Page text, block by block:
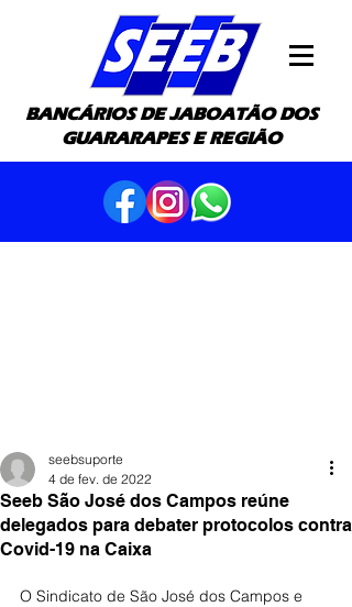
BANCÁRIOS DE JABOATÃO DOS
GUARARAPES E REGIÃO
Seeb São José dos Campos reúne
delegados para debater protocolos contra
Covid-19 na Caixa
seebsuporte
4 de fev. de 2022
O Sindicato de São José dos Campos e